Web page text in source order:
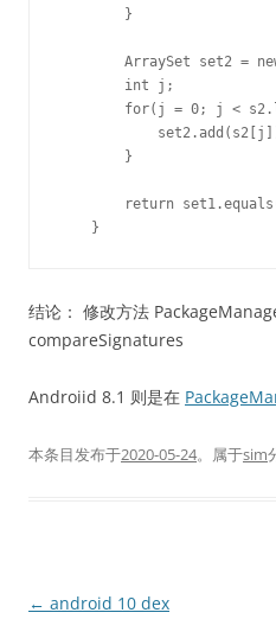
        }
ArraySet set2 =
        int j;
for(j = 0; j <
        }
return
结论： 修改方法
compareSignatures
Androiid 8.1 则是在
本条目发布于2020-05-24。属于sim
文
← android 10 dex